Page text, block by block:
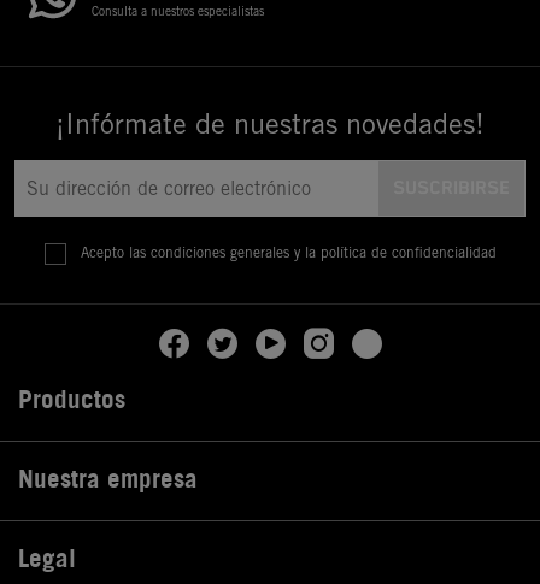
Consulta a nuestros especialistas
¡Infórmate de nuestras novedades!
Acepto las condiciones generales y la política de confidencialidad
Productos
Nuestra empresa
Legal